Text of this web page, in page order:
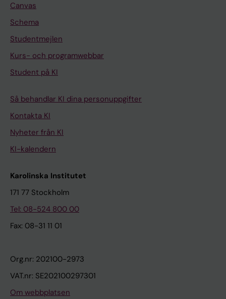
Canvas
Schema
Studentmejlen
Kurs- och programwebbar
Student på KI
Så behandlar KI dina personuppgifter
Kontakta KI
Nyheter från KI
KI-kalendern
Karolinska Institutet
171 77 Stockholm
Tel: 08-524 800 00
Fax: 08-31 11 01
Org.nr: 202100-2973
VAT.nr: SE202100297301
Om webbplatsen